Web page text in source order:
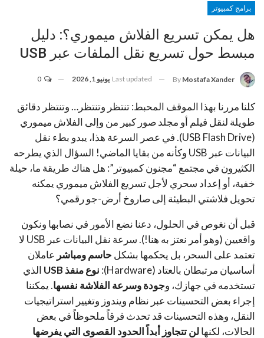
برامج كمبيوتر
هل يمكن تسريع الفلاش ميموري؟: دليل
مبسط حول تسريع نقل الملفات عبر USB
By Mostafa Xander
Last updated يونيو 1, 2026
كلنا مررنا بهذا الموقف المحبط: تنتظر وتنتظر… وتنتظر دقائق
طويلة لنقل فيلم أو مجلد صور كبير من وإلى الفلاش ميموري
(USB Flash Drive). في عصر السرعة هذا، يبدو بطء نقل
البيانات عبر USB وكأنه من بقايا الماضي! السؤال الذي يطرحه
الكثيرون في مجتمع “مجنون كمبيوتر”: هل هناك طريقة ما، حيلة
خفية، أو إعداد سحري لأجل تسريع الفلاش ميموري يمكنه
تحويل فلاشتي البطيئة إلى صاروخ أرض-جو رقمي؟
قبل أن نغوص في الحلول، دعنا نضع الأمور في نصابها ونكون
واقعيين (وهو أمر نعتز به هنا!). سرعة نقل البيانات عبر USB لا
تعتمد على السحر، بل يحكمها بشكل حاسم ومباشر عاملان
أساسيان مرتبطان بالعتاد (Hardware):
نوع منفذ USB
الذي
تستخدمه في جهازك، وجودة وسرعة الفلاشة نفسها. يمكننا
إجراء بعض التحسينات عبر نظام ويندوز وتغيير استراتيجيات
النقل، وهذه التحسينات قد تحدث فرقاً ملحوظاً في بعض
الحالات، لكنهالن تتجاوز أبداً الحدود القصوى التي يفرضها